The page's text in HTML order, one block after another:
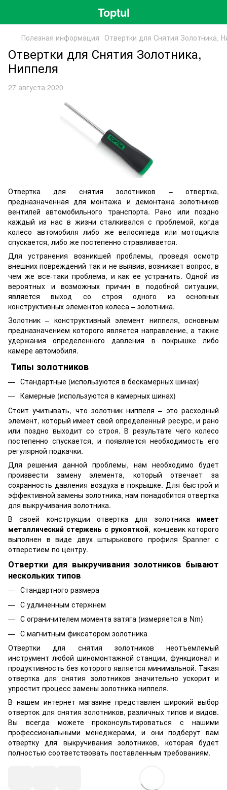
Toptul
Полезная информация Отвертки для Снятия Золотника,
Отвертки для Снятия Золотника,
Ниппеля
27 августа 2020
Отвертка для снятия золотников – отвертка,
предназначенная для монтажа и демонтажа золотников
вентилей автомобильного транспорта. Рано или поздно
каждый из нас в жизни сталкивался с проблемой, когда
колесо автомобиля либо же велосипеда или мотоцикла
спускается, либо же постепенно стравливается.
Для устранения возникшей проблемы, проведя осмотр
внешних повреждений так и не выявив, возникает вопрос, в
чем же все-таки проблема, и как ее устранить. Одной из
вероятных и возможных причин в подобной ситуации,
является выход со строя одного из основных
конструктивных элементов колеса – золотника.
Золотник – конструктивный элемент ниппеля, основным
предназначением которого является направление, а также
удержания определенного давления в покрышке либо
камере автомобиля.
Типы золотников
Стандартные (используются в бескамерных шинах)
Камерные (используются в камерных шинах)
Стоит учитывать, что золотник ниппеля – это расходный
элемент, который имеет свой определенный ресурс, и рано
или поздно выходит со строя. В результате чего колесо
постепенно спускается, и появляется необходимость его
регулярной подкачки.
Для решения данной проблемы, нам необходимо будет
произвести замену элемента, который отвечает за
сохранность давления воздуха в покрышке. Для быстрой и
эффективной замены золотника, нам понадобится отвертка
для выкручивания золотника.
В своей конструкции отвертка для золотника имеет
металлический стержень с рукояткой, концевик которого
выполнен в виде двух штырькового профиля Spanner с
отверстием по центру.
Отвертки для выкручивания золотников бывают
нескольких типов
Стандартного размера
С удлиненным стержнем
С ограничителем момента затяга (измеряется в Nm)
С магнитным фиксатором золотника
Отвертки для снятия золотников неотъемлемый
инструмент любой шиномонтажной станции, функционал и
продуктивность без которого является минимальной. Такая
отвертка для снятия золотников значительно ускорит и
упростит процесс замены золотника ниппеля.
В нашем интернет магазине представлен широкий выбор
отверток для снятия золотников, различных типов и видов.
Вы всегда можете проконсультироваться с нашими
профессиональными менеджерами, и они подберут вам
отвертку для выкручивания золотников, которая будет
полностью соответствовать поставленным требованиям.